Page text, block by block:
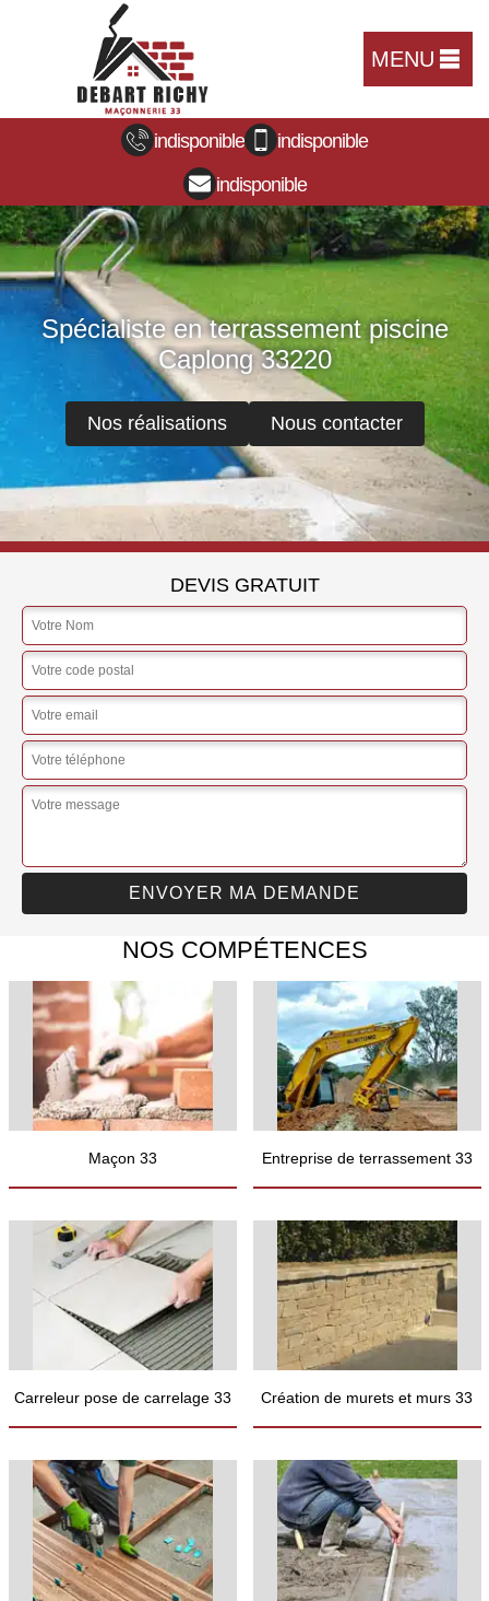
MENU
indisponible
indisponible
indisponible
Spécialiste en terrassement piscine
Caplong 33220
Nos réalisations Nous contacter
DEVIS GRATUIT
NOS COMPÉTENCES
Maçon 33 Entreprise de terrassement 33
Carreleur pose de carrelage 33 Création de murets et murs 33